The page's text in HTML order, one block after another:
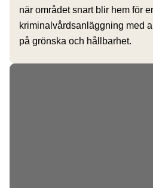
när området snart blir hem för
kriminalvårdsanläggning med
på grönska och hållbarhet.